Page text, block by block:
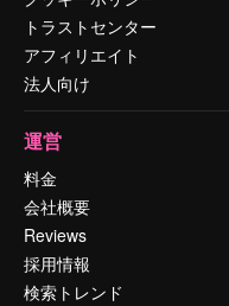
トラストセンター
アフィリエイト
法人向け
運営
料金
会社概要
Reviews
採用情報
検索トレンド